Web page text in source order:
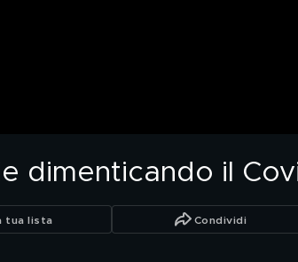
dimenticando il
tua lista Condividi